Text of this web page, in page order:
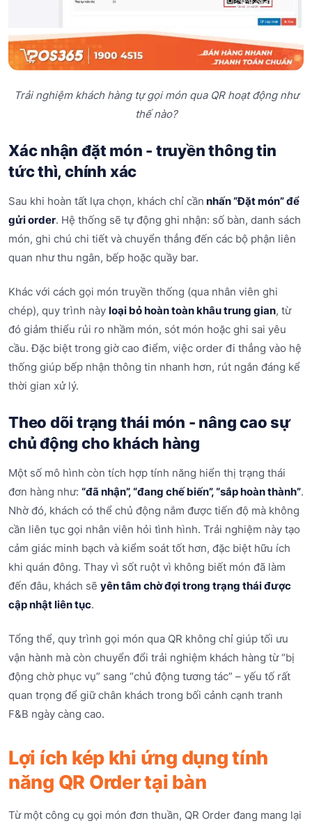
Trải nghiệm khách hàng tự gọi món qua QR hoạt động như
thế nào?
Xác nhận đặt món - truyền thông tin
tức thì, chính xác
Sau khi hoàn tất lựa chọn, khách chỉ cần nhấn “Đặt món” để
gửi order. Hệ thống sẽ tự động ghi nhận: số bàn, danh sách
món, ghi chú chi tiết và chuyển thẳng đến các bộ phận liên
quan như thu ngân, bếp hoặc quầy bar.
Khác với cách gọi món truyền thống (qua nhân viên ghi
chép), quy trình này loại bỏ hoàn toàn khâu trung gian, từ
đó giảm thiểu rủi ro nhầm món, sót món hoặc ghi sai yêu
cầu. Đặc biệt trong giờ cao điểm, việc order đi thẳng vào hệ
thống giúp bếp nhận thông tin nhanh hơn, rút ngắn đáng kể
thời gian xử lý.
Theo dõi trạng thái món - nâng cao sự
chủ động cho khách hàng
Một số mô hình còn tích hợp tính năng hiển thị trạng thái
đơn hàng như: “đã nhận”, “đang chế biến”, “sắp hoàn thành”.
Nhờ đó, khách có thể chủ động nắm được tiến độ mà không
cần liên tục gọi nhân viên hỏi tình hình. Trải nghiệm này tạo
cảm giác minh bạch và kiểm soát tốt hơn, đặc biệt hữu ích
khi quán đông. Thay vì sốt ruột vì không biết món đã làm
đến đâu, khách sẽ yên tâm chờ đợi trong trạng thái được
cập nhật liên tục.
Tổng thể, quy trình gọi món qua QR không chỉ giúp tối ưu
vận hành mà còn chuyển đổi trải nghiệm khách hàng từ “bị
động chờ phục vụ” sang “chủ động tương tác” – yếu tố rất
quan trọng để giữ chân khách trong bối cảnh cạnh tranh
F&B ngày càng cao.
Lợi ích kép khi ứng dụng tính
năng QR Order tại bàn
Từ một công cụ gọi món đơn thuần, QR Order đang mang lại